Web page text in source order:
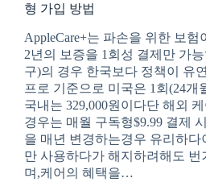
형 가입 방법
AppleCare+는 파손을 위한 보험
2년의 보증을 1회성 결제만 가
구)의 경우 한국보다 정책이 유
프로 기준으로 미국은 1회(24개
국내는 329,000원이다단 해외
경우는 매월 구독형$9.99 결제
을 매년 변경하는경우 유리하다
만 사용하다가 해지하려해도 번
며,케어의 혜택을…